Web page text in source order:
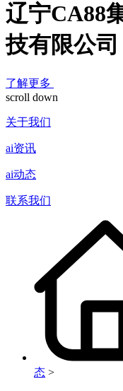
辽宁CA88
技有限公司
了解更多
scroll down
关于我们
ai资讯
ai动态
联系我们
态 >